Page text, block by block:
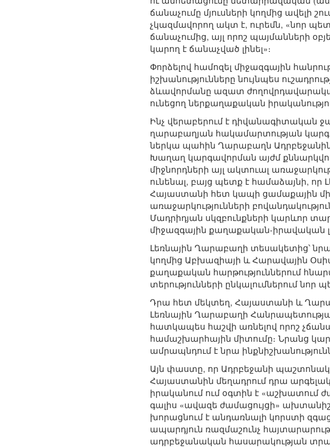
ճանաչումը մյուսների կողմից
չկազմավորող ակտ է, ուրեմն, «նոր
ճանաչումից, այլ որոշ պայմանների
կարող է ճանաչված լինել»։
Փորձելով համոզել միջազգային
իշխանությունները նույնպես
ձևավորմանը ազատ ժողովրդավարական
ունեցող ներքաղաքական
Ինչ վերաբերում է դիվանագիտական
ղարաբաղյան հակամարտության
ներկա պահին Ղարաբաղն Ադրբեջանին
Խաղաղ կարգավորման այժմ
միջնորդների այլ ակտուալ
ունենալ, բայց պետք է համաձայնի,
Հայաստանի հետ կապի ցամաքային
առաջարկությունների
Մադրիդյան սկզբունքների կարևոր
միջազգային քաղաքական-իրավական
Լեռնային Ղարաբաղի տեսակետից՝
կողմից Աբխազիայի և Հարավային
քաղաքական հարթություններում
տերությունների ընկալումներում
Դրա հետ մեկտեղ, Հայաստանի և
Լեռնային Ղարաբաղի
հատկապես հաշվի առնելով որոշ
համաշխարհային միտումը։ Նրանց
ամրապնդում է նրա
Այն փաստը, որ Ադրբեջանի
Հայաստանին մեղադրում դրա
իրականում ում օգտին է «աշխատում
գալիս «ավազե ժամացույցի»
խորացնում է անդառնալի կորստի
ապարդյուն ռազմաշունչ
ադրբեջանական հասարակության